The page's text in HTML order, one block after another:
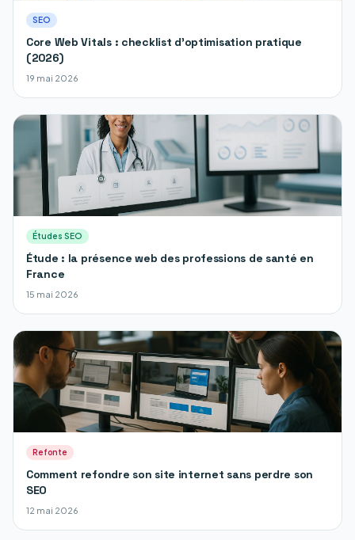
SEO
Core Web Vitals : checklist d'optimisation pratique
(2026)
19 mai 2026
Études SEO
Étude : la présence web des professions de santé en
France
15 mai 2026
Refonte
Comment refondre son site internet sans perdre son
SEO
12 mai 2026